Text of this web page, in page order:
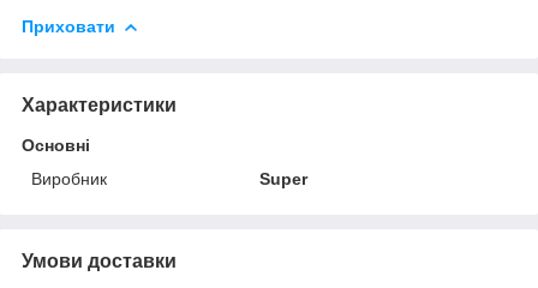
Приховати
Характеристики
Основні
Виробник
Super
Умови доставки